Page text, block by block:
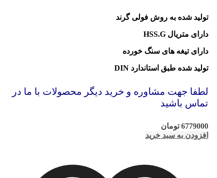
تولید شده به روش فولی گرند
دارای متریال HSS.G
دارای تیغه های سنگ خورده
تولید شده طبق استاندارد DIN
لطفا جهت مشاوره و خرید دیگر محصولات با ما در
تماس باشید
6779000 تومان
افزودن به سبد خرید